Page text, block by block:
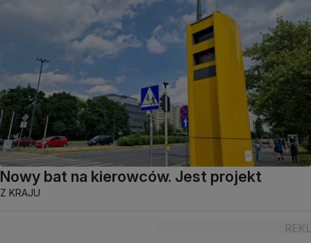
Nowy bat na kierowców. Jest projekt
Z KRAJU